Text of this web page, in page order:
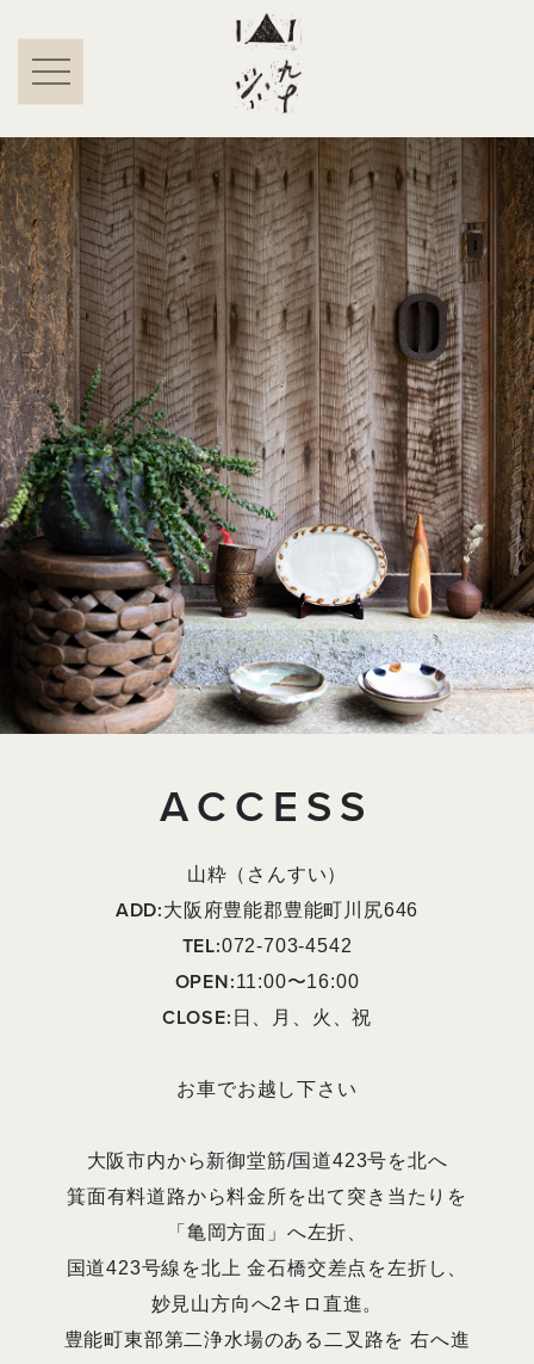
ACCESS
山粋（さんすい）
ADD:大阪府豊能郡豊能町川尻646
TEL:072-703-4542
OPEN:11:00〜16:00
CLOSE: 日、月、火、祝
お車でお越し下さい
大阪市内から新御堂筋/国道423号を北へ
箕面有料道路から料金所を出て突き当たりを
「亀岡方面」へ左折、
国道423号線を北上 金石橋交差点を左折し、
妙見山方向へ2キロ直進。
豊能町東部第二浄水場のある二叉路を 右へ進